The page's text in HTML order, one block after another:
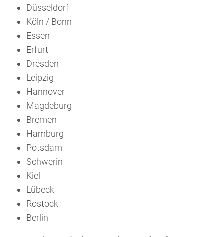
Düsseldorf
Köln / Bonn
Essen
Erfurt
Dresden
Leipzig
Hannover
Magdeburg
Bremen
Hamburg
Potsdam
Schwerin
Kiel
Lübeck
Rostock
Berlin